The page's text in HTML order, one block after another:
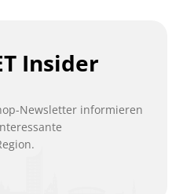
Insider
Newsletter informieren